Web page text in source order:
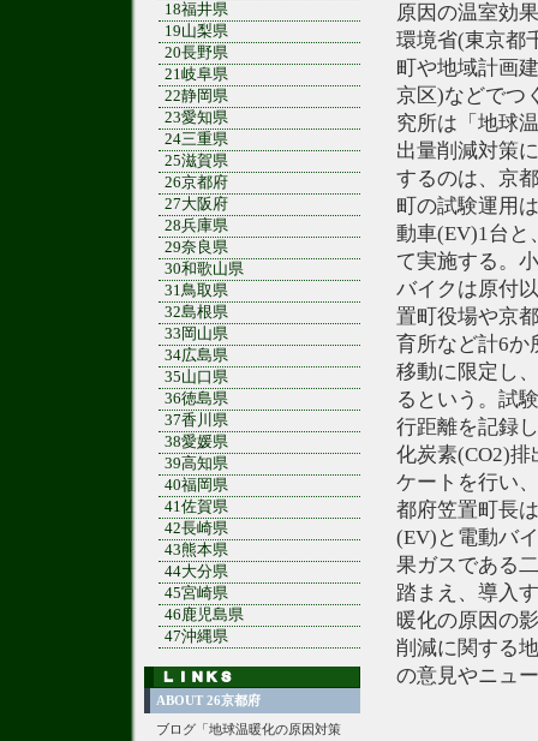
原因の温室効
環境省(東京都
町や地域計画
京区)などでつ
究所は「地球
出量削減対策
するのは、京
町の試験運用
動車(EV)1台と
て実施する。
バイクは原付
置町役場や京
育所など計6か
移動に限定し
るという。試
行距離を記録
化炭素(CO2)
ケートを行い
都府笠置町長
(EV)と電動バ
果ガスである
踏まえ、導入
暖化の原因の
削減に関する
の意見やニュ
18福井県
19山梨県
20長野県
21岐阜県
22静岡県
23愛知県
24三重県
25滋賀県
26京都府
27大阪府
28兵庫県
29奈良県
30和歌山県
31鳥取県
32島根県
33岡山県
34広島県
35山口県
36徳島県
37香川県
38愛媛県
39高知県
40福岡県
41佐賀県
42長崎県
43熊本県
44大分県
45宮崎県
46鹿児島県
47沖縄県
ABOUT 26京都府
ブログ「地球温暖化の原因対策